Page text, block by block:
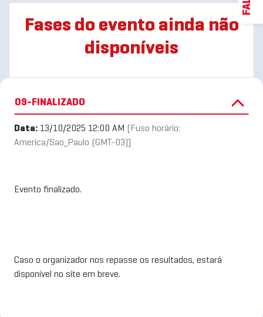
Fases do evento ainda não
disponíveis
09-FINALIZADO
Data: 13/10/2025 12:00 AM
[Fuso horário:
America/Sao_Paulo (GMT-03)]
Evento finalizado.
Caso o organizador nos repasse os resultados, estará
disponível no site em breve.